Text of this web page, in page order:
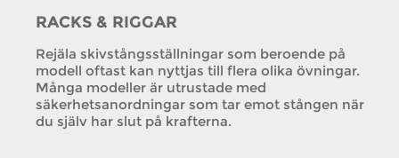
RACKS & RIGGAR
Rejäla skivstångsställningar som beroende på
modell oftast kan nyttjas till flera olika övningar.
Många modeller är utrustade med
säkerhetsanordningar som tar emot stången när
du själv har slut på krafterna.